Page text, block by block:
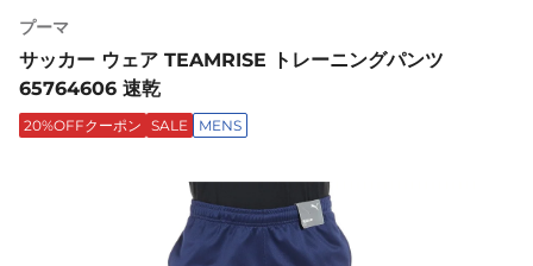
プーマ
サッカー ウェア TEAMRISE トレーニングパンツ
65764606 速乾
20%OFFクーポン SALE MENS